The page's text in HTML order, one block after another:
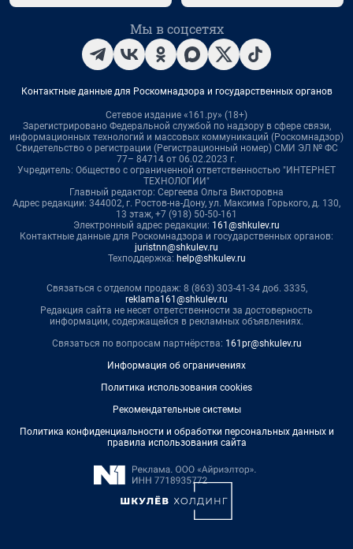
Мы в соцсетях
Контактные данные для Роскомнадзора и государственных органов
Сетевое издание «161.ру» (18+)
Зарегистрировано Федеральной службой по надзору в сфере связи,
информационных технологий и массовых коммуникаций (Роскомнадзор)
Свидетельство о регистрации (Регистрационный номер) СМИ ЭЛ № ФС
77– 84714 от 06.02.2023 г.
Учредитель: Общество с ограниченной ответственностью "ИНТЕРНЕТ
ТЕХНОЛОГИИ"
Главный редактор: Сергеева Ольга Викторовна
Адрес редакции: 344002, г. Ростов-на-Дону, ул. Максима Горького, д. 130,
13 этаж, +7 (918) 50-50-161
Электронный адрес редакции: 161@shkulev.ru
Контактные данные для Роскомнадзора и государственных органов:
juristnn@shkulev.ru
Техподдержка: help@shkulev.ru
Связаться с отделом продаж: 8 (863) 303-41-34 доб. 3335,
reklama161@shkulev.ru
Редакция сайта не несет ответственности за достоверность
информации, содержащейся в рекламных объявлениях.
Связаться по вопросам партнёрства: 161pr@shkulev.ru
Информация об ограничениях
Политика использования cookies
Рекомендательные системы
Политика конфиденциальности и обработки персональных данных и
правила использования сайта